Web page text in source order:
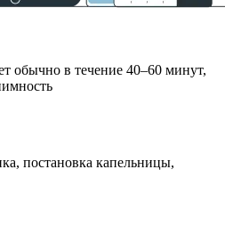
обычно в течение 40–60 минут,
постановка капельницы,